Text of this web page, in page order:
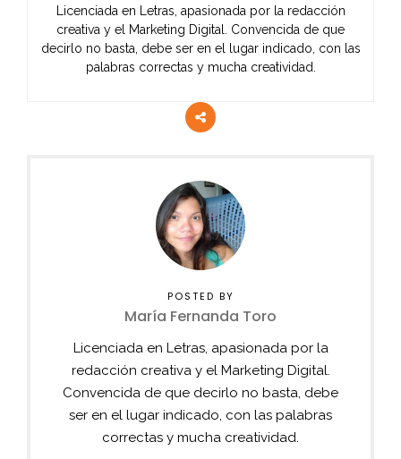
Licenciada en Letras, apasionada por la redacción
creativa y el Marketing Digital. Convencida de que
decirlo no basta, debe ser en el lugar indicado, con las
palabras correctas y mucha creatividad.
POSTED BY
María Fernanda Toro
Licenciada en Letras, apasionada por la
redacción creativa y el Marketing Digital.
Convencida de que decirlo no basta, debe
ser en el lugar indicado, con las palabras
correctas y mucha creatividad.